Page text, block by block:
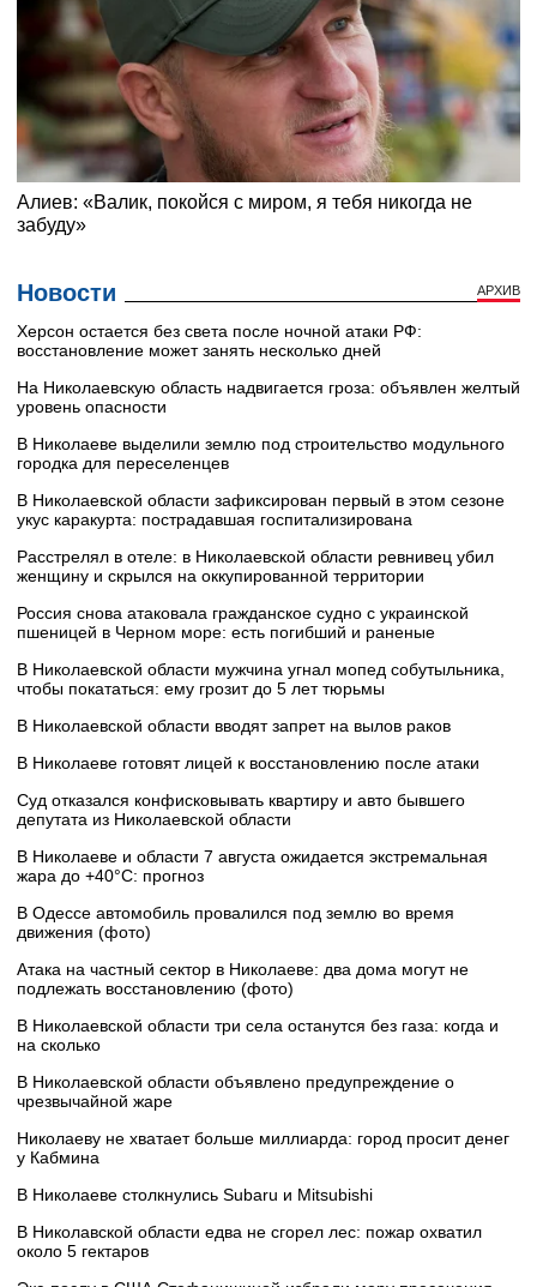
Новости АРХИВ
Херсон остается без света после ночной атаки РФ:
восстановление может занять несколько дней
На Николаевскую область надвигается гроза: объявлен желтый
уровень опасности
В Николаеве выделили землю под строительство модульного
городка для переселенцев
В Николаевской области зафиксирован первый в этом сезоне
укус каракурта: пострадавшая госпитализирована
Расстрелял в отеле: в Николаевской области ревнивец убил
женщину и скрылся на оккупированной территории
Россия снова атаковала гражданское судно с украинской
пшеницей в Черном море: есть погибший и раненые
В Николаевской области мужчина угнал мопед собутыльника,
чтобы покататься: ему грозит до 5 лет тюрьмы
В Николаевской области вводят запрет на вылов раков
В Николаеве готовят лицей к восстановлению после атаки
Суд отказался конфисковывать квартиру и авто бывшего
депутата из Николаевской области
В Николаеве и области 7 августа ожидается экстремальная
жара до +40°C: прогноз
В Одессе автомобиль провалился под землю во время
движения (фото)
Атака на частный сектор в Николаеве: два дома могут не
подлежать восстановлению (фото)
В Николаевской области три села останутся без газа: когда и
на сколько
В Николаевской области объявлено предупреждение о
чрезвычайной жаре
Николаеву не хватает больше миллиарда: город просит денег
у Кабмина
В Николаеве столкнулись Subaru и Mitsubishi
В Николавской области едва не сгорел лес: пожар охватил
около 5 гектаров